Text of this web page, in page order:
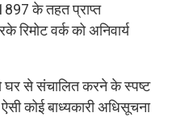
के तहत प्राप्त
रिमोट वर्क को अनिवार्य
घर से संचालित करने के स्पष्ट
कोई बाध्यकारी अधिसूचना